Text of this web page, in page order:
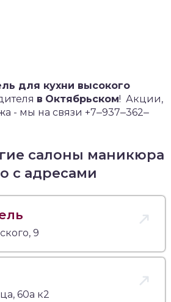
для кухни высокого
в Октябрьском! Акции,
- мы на связи +7‒937‒362‒
салоны маникюра
с адресами
9
60а к2